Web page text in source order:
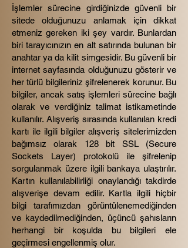
İşlemler sürecine girdiğinizde güvenli bir
sitede olduğunuzu anlamak için dikkat
etmeniz gereken iki şey vardır. Bunlardan
biri tarayıcınızın en alt satırında bulunan bir
anahtar ya da kilit simgesidir. Bu güvenli bir
internet sayfasında olduğunuzu gösterir ve
her türlü bilgileriniz şifrelenerek korunur. Bu
bilgiler, ancak satış işlemleri sürecine bağlı
olarak ve verdiğiniz talimat istikametinde
kullanılır. Alışveriş sırasında kullanılan kredi
kartı ile ilgili bilgiler alışveriş sitelerimizden
bağımsız olarak 128 bit SSL (Secure
Sockets Layer) protokolü ile şifrelenip
sorgulanmak üzere ilgili bankaya ulaştırılır.
Kartın kullanılabilirliği onaylandığı takdirde
alışverişe devam edilir. Kartla ilgili hiçbir
bilgi tarafımızdan görüntülenemediğinden
ve kaydedilmediğinden, üçüncü şahısların
herhangi bir koşulda bu bilgileri ele
geçirmesi engellenmiş olur.